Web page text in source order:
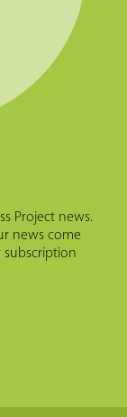
Project news.
news come
subscription